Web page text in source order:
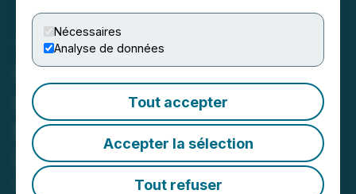
Nécessaires
Analyse de données
Tout accepter
Accepter la sélection
Tout refuser
Stonegate Updates
Coverage on NCS
Multistage Holdings, Inc.
(NCSM) Q126
May 01, 2026 9:47 AM EDT | Source: